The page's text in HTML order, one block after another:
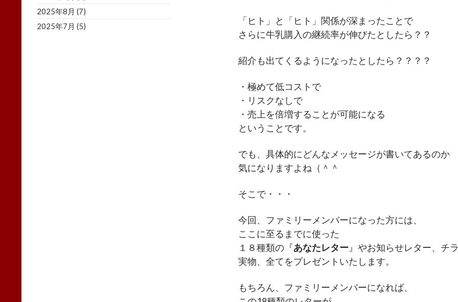
「ヒト」と「ヒト」関係が深まったことで
さらに牛乳購入の継続率が伸びたとしたら？？
紹介も出てくるようになったとしたら？？？？
・極めて低コストで
・リスクなしで
・売上を倍増することが可能になる
ということです。
でも、具体的にどんなメッセージが書いてあるのか
気になりますよね（＾＾
そこで・・・
今回、ファミリーメンバーになった方には、
ここに至るまでに使った
１８種類の『あなたレター』やお知らせレター、チ
実物、全てをプレゼントいたします。
もちろん、ファミリーメンバーになれば、
2025年8月 (7)
2025年7月 (5)